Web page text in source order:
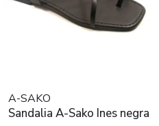
A-SAKO
Sandalia A-Sako Ines negra